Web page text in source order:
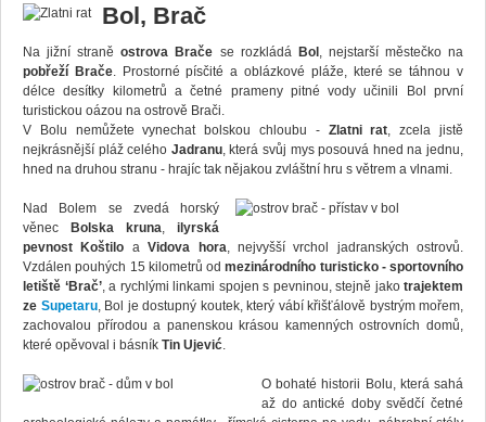
Bol, Brač
Na jižní straněostrova Brače se rozkládá Bol , nejstarší městečko na
pobřeží Brače. Prostorné písčité a oblázkové pláže, které se táhnou v
délce desítky kilometrů a četné prameny pitné vody učinili Bol první
turistickou oázou na ostrově Brači.
V Bolu nemůžete vynechat bolskou chloubu - Zlatni rat, zcela jistě
nejkrásnější pláž celého Jadranu, která svůj mys posouvá hned na jednu,
hned na druhou stranu - hrajíc tak nějakou zvláštní hru s větrem a vlnami.
Nad Bolem se zvedá horský
věnec
Bolska kruna, ilyrská
pevnost Koštilo aVidova hora, nejvyšší vrchol jadranských ostrovů.
Vzdálen pouhých 15 kilometrů odmezinárodního turisticko - sportovního
letiště ‘Brač’, a rychlými linkami spojen s pevninou, stejně jako trajektem
ze Supetaru, Bol je dostupný koutek, který vábí křišťálově bystrým mořem,
zachovalou přírodou a panenskou krásou kamenných ostrovních domů,
které opěvoval i básník Tin Ujević.
O bohaté historii Bolu, která sahá
až do antické doby svědčí četné